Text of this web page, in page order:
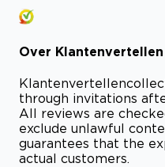
Over Klantenvertellen
Klantenvertellen
through invitations
All reviews are
exclude unlawful
guarantees that the
actual customers.